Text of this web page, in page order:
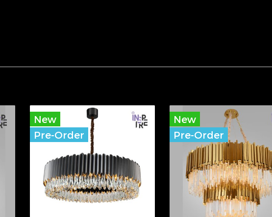
New
Pre-Order
New
Pre-Order